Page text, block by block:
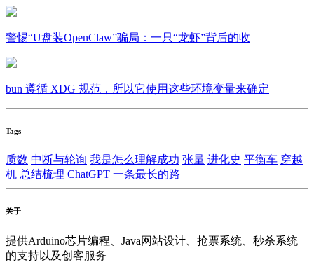
警惕“U盘装OpenClaw”骗局：一只“龙虾”背后的收
bun 遵循 XDG 规范，所以它使用这些环境变量来确定
Tags
质数 中断与轮询 我是怎么理解成功 张量 进化史 平衡车 穿越
机 总结梳理 ChatGPT 一条最长的路
关于
提供Arduino芯片编程、Java网站设计、抢票系统、秒杀系统
的支持以及创客服务